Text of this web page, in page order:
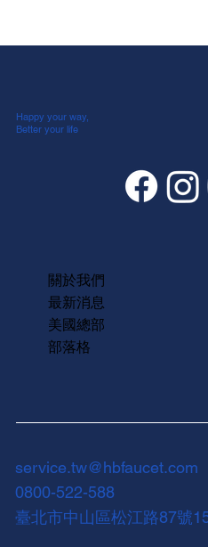
service.tw@hbfaucet.com
0800-522-588
臺北市中山區松江路87號
Happy your way,
Better your life
關於我們
最新消息
美國總部
部落格